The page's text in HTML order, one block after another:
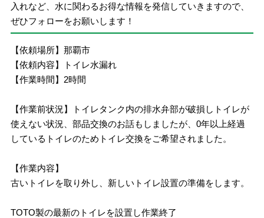
入れなど、水に関わるお得な情報を発信していきますので、
ぜひフォローをお願いします！
【依頼場所】那覇市
【依頼内容】トイレ水漏れ
【作業時間】2時間
【作業前状況】トイレタンク内の排水弁部が破損しトイレが
使えない状況、部品交換のお話もしましたが、0年以上経過
しているトイレのためトイレ交換をご希望されました。
【作業内容】
古いトイレを取り外し、新しいトイレ設置の準備をします。
TOTO製の最新のトイレを設置し作業終了